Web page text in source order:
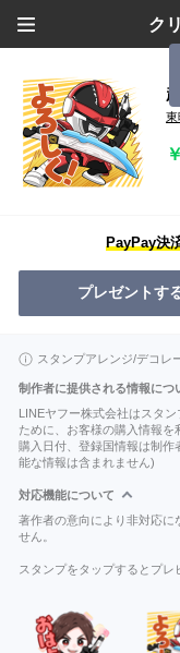
ク
東
PayPay決
プレゼントす
スタンプアレンジ/デコレ
制作者に提供される情報につ
LINEヤフー株式会社はスタ
ために、お客様の購入情報を
購入日付、登録国情報は制
能な情報は含まれません)
対応機能について
著作者の意向により非対応に
せん。
スタンプをタップするとプレ